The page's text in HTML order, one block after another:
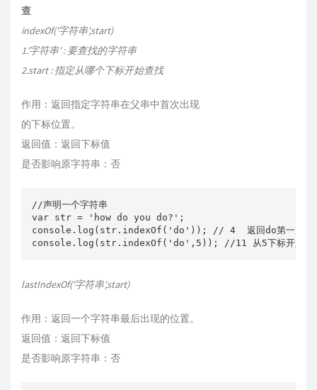
查
indexOf('字符串',start)
1.'字符串' : 要查找的字符串
2.start : 指定从哪个下标开始查找
作用：返回指定字符串在父串中首次出现
的下标位置。
返回值：返回下标值
是否影响原字符串：否
//声明一个字符串
var str = 'how do you do?';
console.log(str.indexOf('do')); // 4  返回do第一次出现时的
lastIndexOf('字符串',start)
作用：返回一个字符串最后出现的位置。
返回值：返回下标值
是否影响原字符串：否